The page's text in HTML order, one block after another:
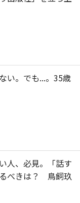
い。でも...。35歳
人、必見。「話す
べきは？ 鳥飼玖